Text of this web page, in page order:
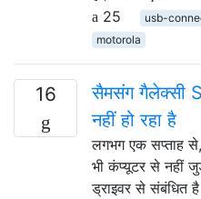
25
usb-
motorola
16
सैमसंग गैलेक्सी
नहीं हो रहा है
लगभग एक सप्ताह
भी कंप्यूटर से नहीं
ड्राइवर से संबंधित